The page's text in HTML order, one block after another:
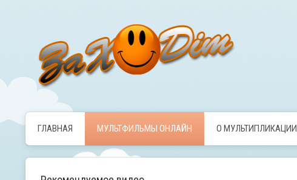
ГЛАВНАЯ МУЛЬТФИЛЬМЫ ОНЛАЙН О МУЛЬТИПЛИКАЦИИ